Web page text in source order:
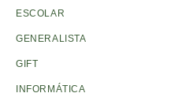
ESCOLAR
GENERALISTA
GIFT
INFORMÁTICA